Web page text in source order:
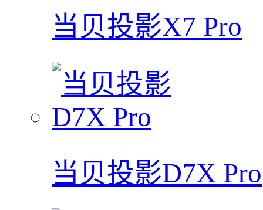
当贝投影X7 Pro
当贝投影D7X Pro